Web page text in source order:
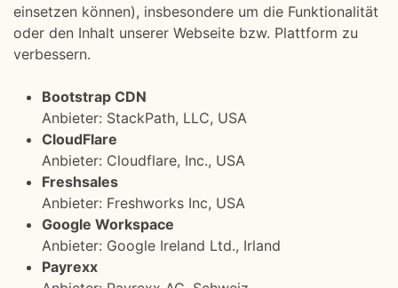
einsetzen können), insbesondere um die Funktionalität
oder den Inhalt unserer Webseite bzw. Plattform zu
verbessern.
Bootstrap CDN
Anbieter: StackPath, LLC, USA
CloudFlare
Anbieter: Cloudflare, Inc., USA
Freshsales
Anbieter: Freshworks Inc, USA
Google Workspace
Anbieter: Google Ireland Ltd., Irland
Payrexx